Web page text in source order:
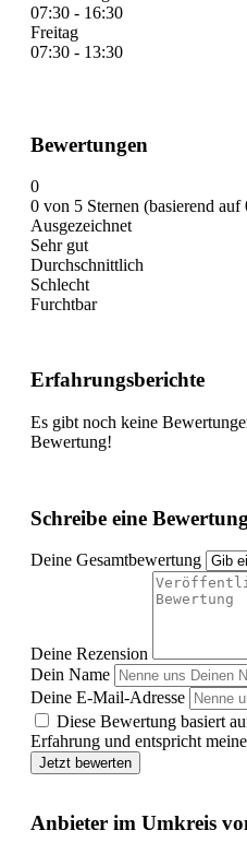
07:30 - 16:30
Freitag
07:30 - 13:30
Bewertungen
0
0 von 5 Sternen (basierend
Ausgezeichnet
Sehr gut
Durchschnittlich
Schlecht
Furchtbar
Erfahrungsberichte
Es gibt noch keine
Bewertung!
Schreibe eine Bewertung
Deine Gesamtbewertung
Deine Rezension
Dein Name
Deine E-Mail-Adresse
Diese Bewertung basiert
Erfahrung und entspricht
Jetzt bewerten
Anbieter im Umkreis